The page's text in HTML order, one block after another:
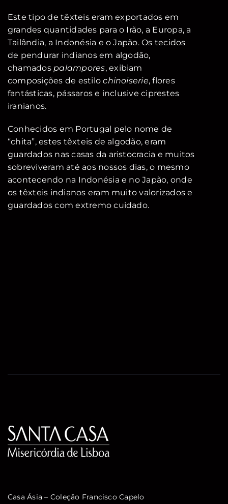
Este tipo de têxteis eram exportados em
grandes quantidades para o Irão, a Europa, a
Tailândia, a Indonésia e o Japão. Os tecidos
de pendurar indianos em algodão,
chamadospalampores, exibiam
composições de estilochinoiserie, flores
fantásticas, pássaros e inclusive ciprestes
iranianos.
Conhecidos em Portugal pelo nome de
“chita”, estes têxteis de algodão, eram
guardados nas casas da aristocracia e muitos
sobreviveram até aos nossos dias, o mesmo
acontecendo na Indonésia e no Japão, onde
os têxteis indianos eram muito valorizados e
guardados com extremo cuidado.
Casa Ásia – Coleção Francisco Capelo